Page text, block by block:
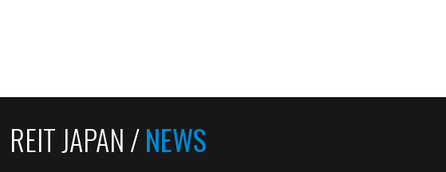
REIT JAPAN /NEWS